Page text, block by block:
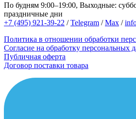
По будням 9:00–19:00, Выходные:
праздничные дни
+7 (495) 921-39-22 /Telegram /Max /
Политика в отношении обработки
Согласие на обработку персональных
Публичная оферта
Договор поставки товара